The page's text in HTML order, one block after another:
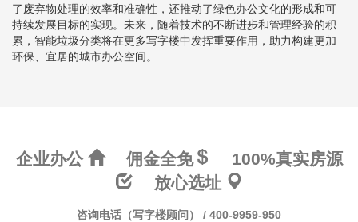
了废弃物处理的效率和准确性，还推动了绿色办公文化的形成和可
持续发展目标的实现。未来，随着技术的不断进步和管理经验的积
累，智能垃圾分类将在更多写字楼中发挥重要作用，助力构建更加
环保、宜居的城市办公空间。
企业办公 佣金全免
100%真实房源
放心选址
咨询电话（写字楼顾问） / 400-9959-950